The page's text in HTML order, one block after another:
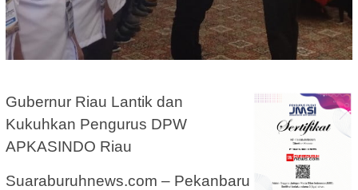
Gubernur Riau Lantik dan
Kukuhkan Pengurus DPW
APKASINDO Riau
Suaraburuhnews.com – Pekanbaru